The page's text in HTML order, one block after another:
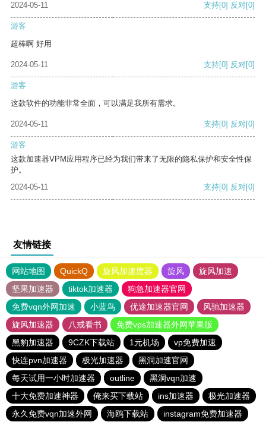
2024-05-11 支持[0] 反对[0]
游客
超棒啊 好用
2024-05-11 支持[0] 反对[0]
游客
这款软件的功能非常全面，可以满足我所有需求。
2024-05-11 支持[0] 反对[0]
游客
这款加速器VPM应用程序已经为我们带来了无限的隐私保护和安全性保
护。
2024-05-11
支持[0] 反对[0]
友情链接
网站地图 QuickQ 旋风加速度器 旋风
旋风加速
坚果加速器
tiktok加速器
狗急加速器官网
免费vqn外网加速
小蓝鸟 优途加速器官网
风驰加速器
旋风加速器
八戒看书
免费vps加速器外网苹果版
黑豹加速器
9CZK下载站 1元机场
vp免费加速
快连pvn加速器
极光加速器
黑洞加速官网
每天试用一小时加速器
outline
黑洞vqn加速
十大免费加速神器
俺来买下载站 ins加速器
极光加速器
永久免费vqn加速外网
海鸥下载站 instagram免费加速器